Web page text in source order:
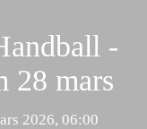
-
28 mars
2026, 06:00